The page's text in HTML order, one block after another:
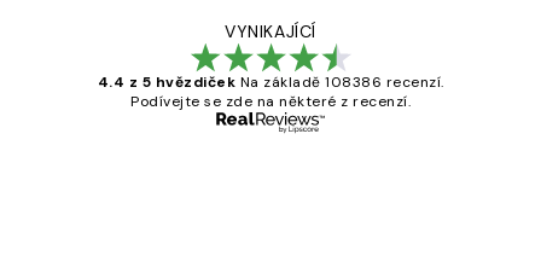
VYNIKAJÍCÍ
4.4 z 5 hvězdiček Na základě 108386 recenzí.
Podívejte se zde na některé z recenzí.